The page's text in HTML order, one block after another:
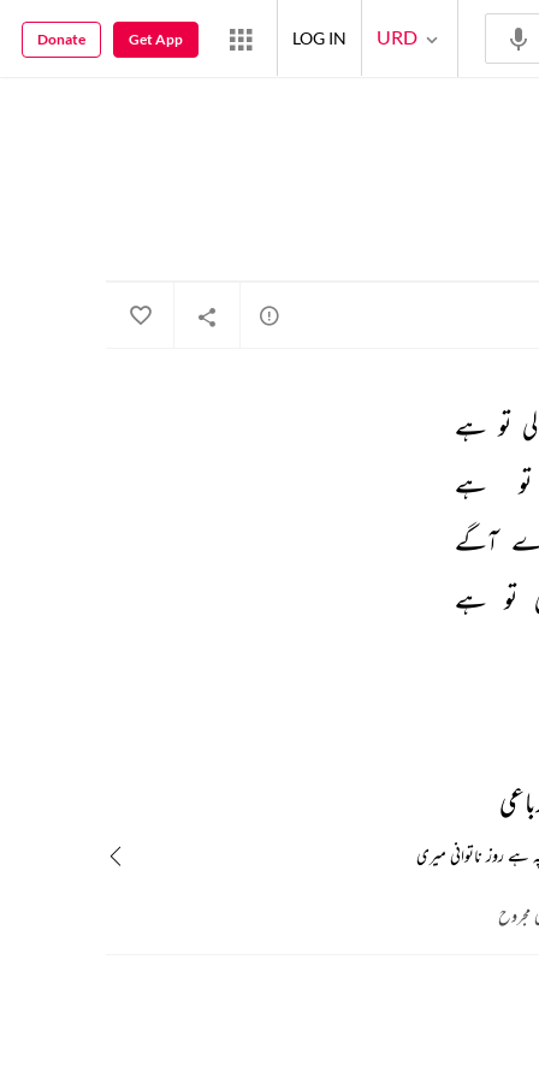
تو ہے
تو
ہے
آگے
تو ہے
ہے روز ناتوانی میری
مجروح
URD
LOG IN
Get App
Donate